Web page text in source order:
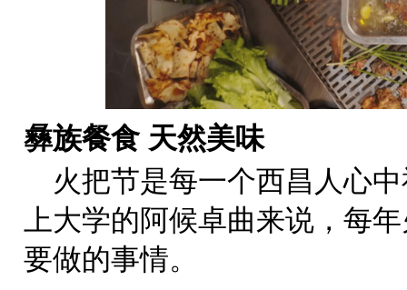
彝族餐食 天然美味
火把节是每一个西昌人心
上大学的阿候卓曲来说，每
要做的事情。